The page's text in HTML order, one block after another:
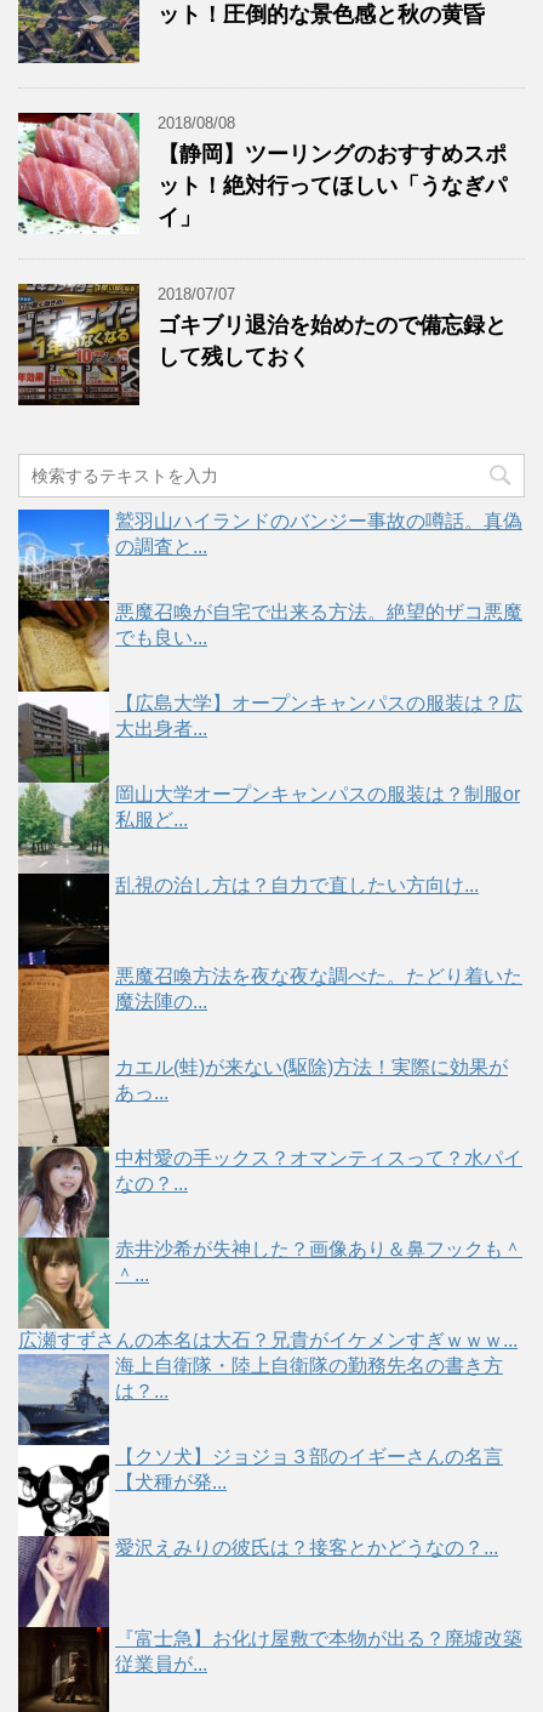
ット！圧倒的な景色感と秋の黄昏
2018/08/08
【静岡】ツーリングのおすすめスポ
ット！絶対行ってほしい「うなぎパ
イ」
2018/07/07
ゴキブリ退治を始めたので備忘録と
して残しておく
鷲羽山ハイランドのバンジー事故の噂話。真偽
の調査と...
悪魔召喚が自宅で出来る方法。絶望的ザコ悪魔
でも良い...
【広島大学】オープンキャンパスの服装は？広
大出身者...
岡山大学オープンキャンパスの服装は？制服or
私服ど...
乱視の治し方は？自力で直したい方向け...
悪魔召喚方法を夜な夜な調べた。たどり着いた
魔法陣の...
カエル(蛙)が来ない(駆除)方法！実際に効果が
あっ...
中村愛の手ックス？オマンティスって？水パイ
なの？...
赤井沙希が失神した？画像あり＆鼻フックも＾
＾...
広瀬すずさんの本名は大石？兄貴がイケメンすぎｗｗｗ...
海上自衛隊・陸上自衛隊の勤務先名の書き方
は？...
【クソ犬】ジョジョ３部のイギーさんの名言
【犬種が発...
愛沢えみりの彼氏は？接客とかどうなの？...
『富士急】お化け屋敷で本物が出る？廃墟改築
従業員が...